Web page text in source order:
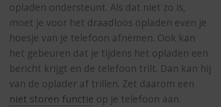
opladen ondersteunt. Als dat niet zo is,
moet je voor het draadloos opladen even je
hoesje van je telefoon afnemen. Ook kan
het gebeuren dat je tijdens het opladen een
bericht krijgt en de telefoon trilt. Dan kan hij
van de oplader af trillen. Zet daarom een
niet storen functie op je telefoon aan.